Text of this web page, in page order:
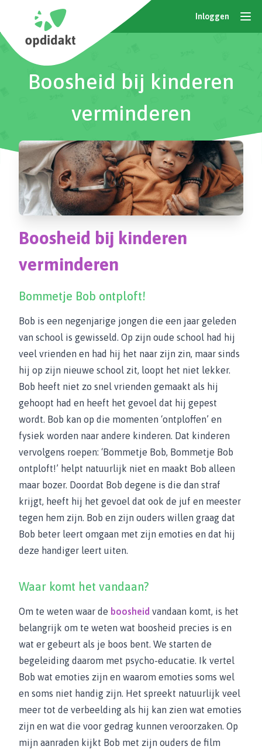
Inloggen
Boosheid bij kinderen
verminderen
Boosheid bij kinderen
verminderen
Bommetje Bob ontploft!
Bob is een negenjarige jongen die een jaar geleden
van school is gewisseld. Op zijn oude school had hij
veel vrienden en had hij het naar zijn zin, maar sinds
hij op zijn nieuwe school zit, loopt het niet lekker.
Bob heeft niet zo snel vrienden gemaakt als hij
gehoopt had en heeft het gevoel dat hij gepest
wordt. Bob kan op die momenten ‘ontploffen’ en
fysiek worden naar andere kinderen. Dat kinderen
vervolgens roepen: ‘Bommetje Bob, Bommetje Bob
ontploft!’ helpt natuurlijk niet en maakt Bob alleen
maar bozer. Doordat Bob degene is die dan straf
krijgt, heeft hij het gevoel dat ook de juf en meester
tegen hem zijn. Bob en zijn ouders willen graag dat
Bob beter leert omgaan met zijn emoties en dat hij
deze handiger leert uiten.
Waar komt het vandaan?
Om te weten waar de boosheid vandaan komt, is het
belangrijk om te weten wat boosheid precies is en
wat er gebeurt als je boos bent. We starten de
begeleiding daarom met psycho-educatie. Ik vertel
Bob wat emoties zijn en waarom emoties soms wel
en soms niet handig zijn. Het spreekt natuurlijk veel
meer tot de verbeelding als hij kan zien wat emoties
zijn en wat die voor gedrag kunnen veroorzaken. Op
mijn aanraden kijkt Bob met zijn ouders de film